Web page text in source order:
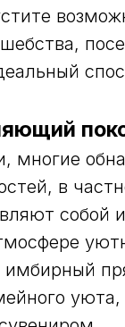
многие
в
собой
уюта,